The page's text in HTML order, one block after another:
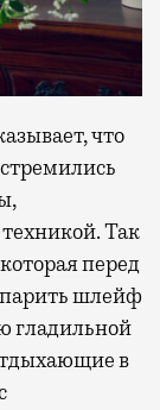
что
Так
перед
шлейф
гладильной
в